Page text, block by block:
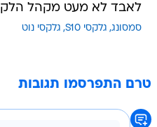
לאבד לא מעט מקהל
סמסונג גלקסי S10 גלקסי נוט
טרם התפרסמו תגובות